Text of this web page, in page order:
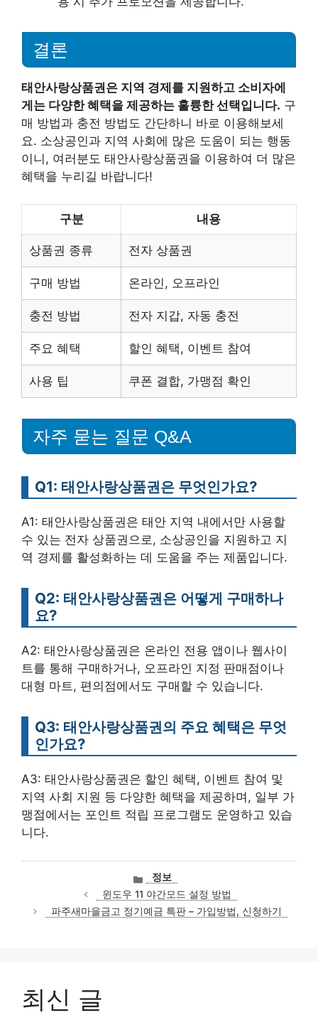
결론
태안사랑상품권은 지역 경제를 지원하고 소비자에
게는 다양한 혜택을 제공하는 훌륭한 선택입니다. 구
매 방법과 충전 방법도 간단하니 바로 이용해보세
요. 소상공인과 지역 사회에 많은 도움이 되는 행동
이니, 여러분도 태안사랑상품권을 이용하여 더 많은
혜택을 누리길 바랍니다!
구분 내용
상품권 종류 전자 상품권
구매 방법 온라인, 오프라인
충전 방법 전자 지갑, 자동 충전
주요 혜택 할인 혜택, 이벤트 참여
사용 팁 쿠폰 결합, 가맹점 확인
자주 묻는 질문 Q&A
Q1: 태안사랑상품권은 무엇인가요?
A1: 태안사랑상품권은 태안 지역 내에서만 사용할
수 있는 전자 상품권으로, 소상공인을 지원하고 지
역 경제를 활성화하는 데 도움을 주는 제품입니다.
Q2: 태안사랑상품권은 어떻게 구매하나
요?
A2: 태안사랑상품권은 온라인 전용 앱이나 웹사이
트를 통해 구매하거나, 오프라인 지정 판매점이나
대형 마트, 편의점에서도 구매할 수 있습니다.
Q3: 태안사랑상품권의 주요 혜택은 무엇
인가요?
A3: 태안사랑상품권은 할인 혜택, 이벤트 참여 및
지역 사회 지원 등 다양한 혜택을 제공하며, 일부 가
맹점에서는 포인트 적립 프로그램도 운영하고 있습
니다.
카
테
고
리
정보
윈도우 11 야간모드 설정 방법
파주새마을금고 정기예금 특판 – 가입방법, 신청하기
최신 글